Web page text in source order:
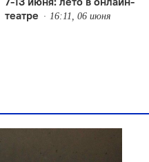
театре
16:11, 06 июня